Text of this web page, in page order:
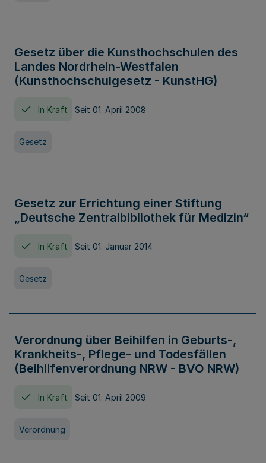
Gesetz über die Kunsthochschulen des
Landes Nordrhein-Westfalen
(Kunsthochschulgesetz - KunstHG)
In Kraft Seit 01. April 2008
Gesetz
Gesetz zur Errichtung einer Stiftung
„Deutsche Zentralbibliothek für Medizin“
In Kraft Seit 01. Januar 2014
Gesetz
Verordnung über Beihilfen in Geburts-,
Krankheits-, Pflege- und Todesfällen
(Beihilfenverordnung NRW - BVO NRW)
In Kraft Seit 01. April 2009
Verordnung